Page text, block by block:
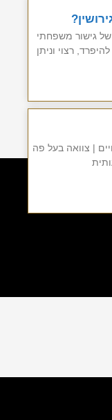
של גישור משפחתי
רצוי וניתן
| צוואה בעל פה